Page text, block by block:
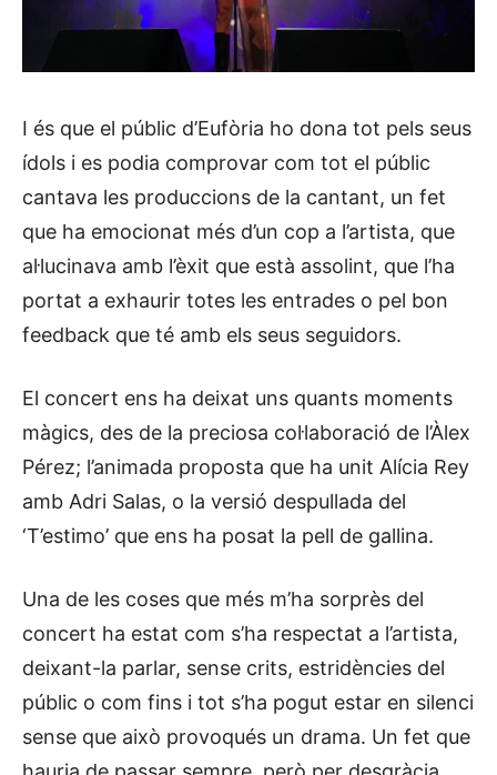
I és que el públic d’Eufòria ho dona tot pels seus
ídols i es podia comprovar com tot el públic
cantava les produccions de la cantant, un fet
que ha emocionat més d’un cop a l’artista, que
al·lucinava amb l’èxit que està assolint, que l’ha
portat a exhaurir totes les entrades o pel bon
feedback que té amb els seus seguidors.
El concert ens ha deixat uns quants moments
màgics, des de la preciosa col·laboració de l’Àlex
Pérez; l’animada proposta que ha unit Alícia Rey
amb Adri Salas, o la versió despullada del
‘T’estimo’ que ens ha posat la pell de gallina.
Una de les coses que més m’ha sorprès del
concert ha estat com s’ha respectat a l’artista,
deixant-la parlar, sense crits, estridències del
públic o com fins i tot s’ha pogut estar en silenci
sense que això provoqués un drama. Un fet que